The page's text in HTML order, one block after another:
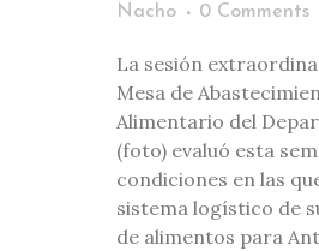
Nacho
0 Comments
La sesión
Mesa de
Alimentario del
(foto) evaluó esta
condiciones en las
sistema logístico de
de alimentos para